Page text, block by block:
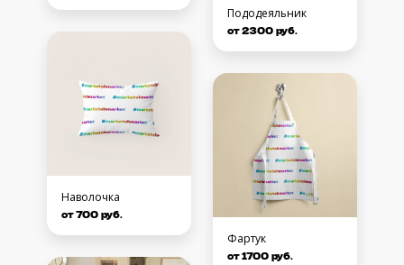
Наволочка
от 700 руб.
Пододеяльник
от 2300 руб.
Фартук
от 1700 руб.